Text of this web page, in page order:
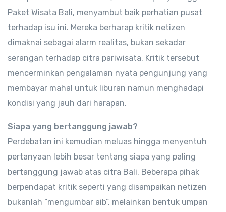
Paket Wisata Bali, menyambut baik perhatian pusat
terhadap isu ini. Mereka berharap kritik netizen
dimaknai sebagai alarm realitas, bukan sekadar
serangan terhadap citra pariwisata. Kritik tersebut
mencerminkan pengalaman nyata pengunjung yang
membayar mahal untuk liburan namun menghadapi
kondisi yang jauh dari harapan.
Siapa yang bertanggung jawab?
Perdebatan ini kemudian meluas hingga menyentuh
pertanyaan lebih besar tentang siapa yang paling
bertanggung jawab atas citra Bali. Beberapa pihak
berpendapat kritik seperti yang disampaikan netizen
bukanlah “mengumbar aib”, melainkan bentuk umpan